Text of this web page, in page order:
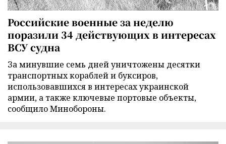
Российские военные за неделю
поразили 34 действующих в интересах
ВСУ судна
За минувшие семь дней уничтожены десятки
транспортных кораблей и буксиров,
использовавшихся в интересах украинской
армии, а также ключевые портовые объекты,
сообщило Минобороны.